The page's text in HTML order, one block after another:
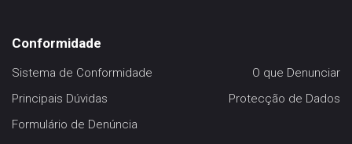
Conformidade
Sistema de Conformidade
O que Denunciar
Principais Dúvidas
Protecção de Dados
Formulário de Denúncia